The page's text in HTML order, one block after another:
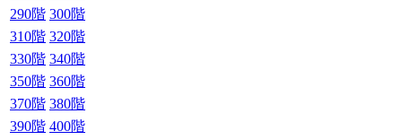
290階 300階
310階 320階
330階 340階
350階 360階
370階 380階
390階 400階